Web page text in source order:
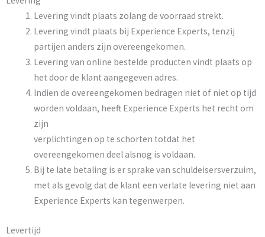
Levering vindt plaats zolang de voorraad strekt.
Levering vindt plaats bij Experience Experts, tenzij
partijen anders zijn overeengekomen.
Levering van online bestelde producten vindt plaats op
het door de klant aangegeven adres.
Indien de overeengekomen bedragen niet of niet op tijd
worden voldaan, heeft Experience Experts het recht om
zijn
verplichtingen op te schorten totdat het
overeengekomen deel alsnog is voldaan.
Bij te late betaling is er sprake van schuldeisersverzuim,
met als gevolg dat de klant een verlate levering niet aan
Experience Experts kan tegenwerpen.
Levertijd